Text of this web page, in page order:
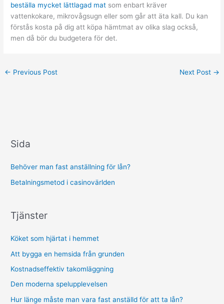
beställa mycket lättlagad mat som enbart kräver
vattenkokare, mikrovågsugn eller som går att äta kall. Du kan
förstås kosta på dig att köpa hämtmat av olika slag också,
men då bör du budgetera för det.
← Previous Post Next Post →
Sida
Behöver man fast anställning för lån?
Betalningsmetod i casinovärlden
Tjänster
Köket som hjärtat i hemmet
Att bygga en hemsida från grunden
Kostnadseffektiv takomläggning
Den moderna spelupplevelsen
Hur länge måste man vara fast anställd för att ta lån?